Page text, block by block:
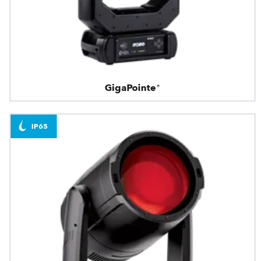
GigaPointe®
IP65